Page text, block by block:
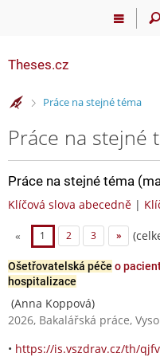
Theses.cz
>Práce na stejné téma
Práce na stejné
Práce na stejné téma
Klíčová slova abecedně |
« 1 2 3 »
Ošetřovatelská péče o
hospitalizace
(Anna Koppová)
2026, Bakalářská práce,
• https://is.vszdrav.cz/th/